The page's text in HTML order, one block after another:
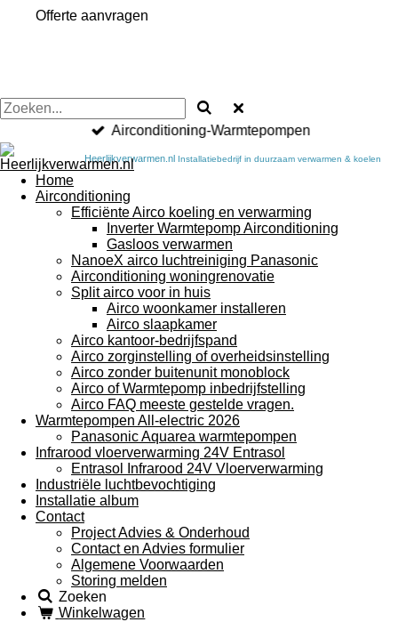
Offerte aanvragen
Airconditioning-Warmtepompen
Heerlijkverwarmen.nl Installatiebedrijf in duurzaam verwarmen & koelen
Home
Airconditioning
Efficiënte Airco koeling en verwarming
Inverter Warmtepomp Airconditioning
Gasloos verwarmen
NanoeX airco luchtreiniging Panasonic
Airconditioning woningrenovatie
Split airco voor in huis
Airco woonkamer installeren
Airco slaapkamer
Airco kantoor-bedrijfspand
Airco zorginstelling of overheidsinstelling
Airco zonder buitenunit monoblock
Airco of Warmtepomp inbedrijfstelling
Airco FAQ meeste gestelde vragen.
Warmtepompen All-electric 2026
Panasonic Aquarea warmtepompen
Infrarood vloerverwarming 24V Entrasol
Entrasol Infrarood 24V Vloerverwarming
Industriële luchtbevochtiging
Installatie album
Contact
Project Advies & Onderhoud
Contact en Advies formulier
Algemene Voorwaarden
Storing melden
Zoeken
Winkelwagen